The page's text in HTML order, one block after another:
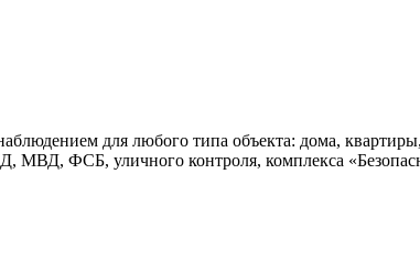
для любого типа объекта: дома,
МВД, ФСБ, уличного контроля, комплекса